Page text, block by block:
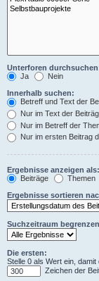
Unterforen
Ja
Nein
Innerhalb suchen:
Betreff und Text der
Nur im Text der
Nur im Betreff der
Nur im ersten Beitrag
Ergebnisse anzeigen als:
Beiträge
Themen
Ergebnisse sortieren
Suchzeitraum
Die ersten:
Stelle 0 als Wert ein,
Zeichen der